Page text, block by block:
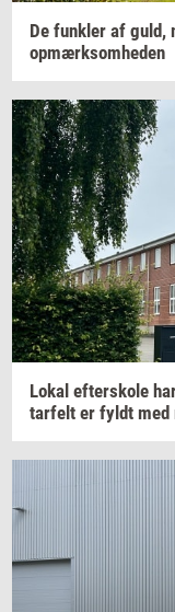
De funk­ler af guld,
op­mærk­som­he­den
Lokal ef­ter­sko­le
tar­felt er fyldt med